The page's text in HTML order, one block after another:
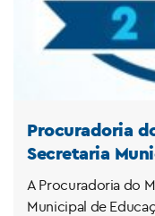
Procuradoria
Secretaria
lançam 4ª
Cidadão
A Procuradoria do
Municipal de